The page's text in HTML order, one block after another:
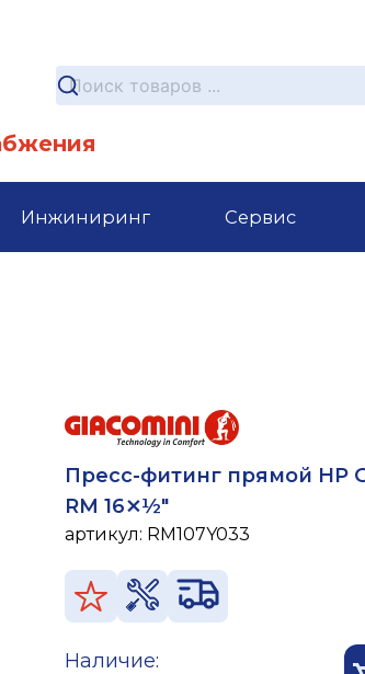
Инжиниринг Сервис
Пресс-фитинг прямой НР
RM 16⨯½"
артикул: RM107Y033
Наличие: